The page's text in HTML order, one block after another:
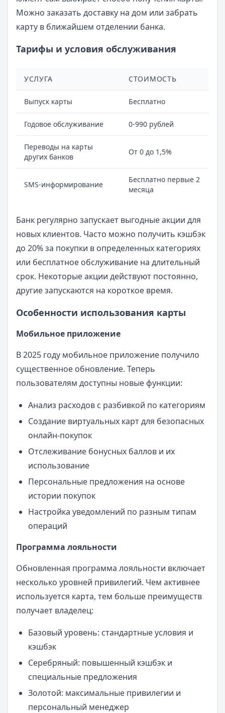
Можно заказать доставку на дом или забрать
карту в ближайшем отделении банка.
Тарифы и условия обслуживания
УСЛУГА СТОИМОСТЬ
Выпуск карты Бесплатно
Годовое обслуживание 0-990 рублей
Переводы на карты
других банков
От 0 до 1,5%
SMS-информирование
Бесплатно первые 2
месяца
Банк регулярно запускает выгодные акции для
новых клиентов. Часто можно получить кэшбэк
до 20% за покупки в определенных категориях
или бесплатное обслуживание на длительный
срок. Некоторые акции действуют постоянно,
другие запускаются на короткое время.
Особенности использования карты
Мобильное приложение
В 2025 году мобильное приложение получило
существенное обновление. Теперь
пользователям доступны новые функции:
Анализ расходов с разбивкой по категориям
Создание виртуальных карт для безопасных
онлайн-покупок
Отслеживание бонусных баллов и их
использование
Персональные предложения на основе
истории покупок
Настройка уведомлений по разным типам
операций
Программа лояльности
Обновленная программа лояльности включает
несколько уровней привилегий. Чем активнее
используется карта, тем больше преимуществ
получает владелец:
Базовый уровень: стандартные условия и
кэшбэк
Серебряный: повышенный кэшбэк и
специальные предложения
Золотой: максимальные привилегии и
персональный менеджер